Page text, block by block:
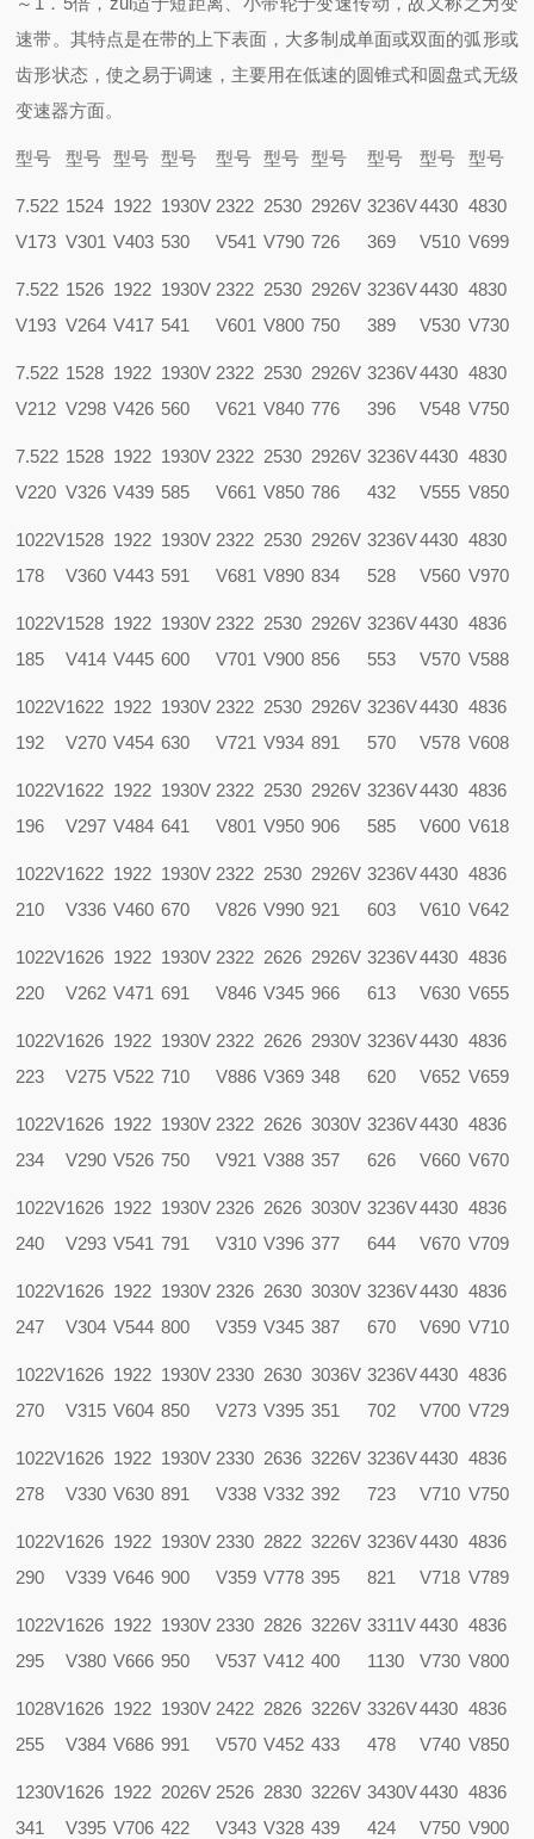
速带。其特点是在带的上下表面，大多制成单面或双面的弧形或
齿形状态，使之易于调速，主要用在低速的圆锥式和圆盘式无级
变速器方面。
型号 型号 型号 型号 型号 型号 型号 型号 型号 型号
7.522
V173
1524
V301
1922
V403
1930V
530
2322
V541
2530
V790
2926V
726
3236V
369
4430
V510
4830
V699
7.522
V193
1526
V264
1922
V417
1930V
541
2322
V601
2530
V800
2926V
750
3236V
389
4430
V530
4830
V730
7.522
V212
1528
V298
1922
V426
1930V
560
2322
V621
2530
V840
2926V
776
3236V
396
4430
V548
4830
V750
7.522
V220
1528
V326
1922
V439
1930V
585
2322
V661
2530
V850
2926V
786
3236V
432
4430
V555
4830
V850
1022V
178
1528
V360
1922
V443
1930V
591
2322
V681
2530
V890
2926V
834
3236V
528
4430
V560
4830
V970
1022V
185
1528
V414
1922
V445
1930V
600
2322
V701
2530
V900
2926V
856
3236V
553
4430
V570
4836
V588
1022V
192
1622
V270
1922
V454
1930V
630
2322
V721
2530
V934
2926V
891
3236V
570
4430
V578
4836
V608
1022V
196
1622
V297
1922
V484
1930V
641
2322
V801
2530
V950
2926V
906
3236V
585
4430
V600
4836
V618
1022V
210
1622
V336
1922
V460
1930V
670
2322
V826
2530
V990
2926V
921
3236V
603
4430
V610
4836
V642
1022V
220
1626
V262
1922
V471
1930V
691
2322
V846
2626
V345
2926V
966
3236V
613
4430
V630
4836
V655
1022V
223
1626
V275
1922
V522
1930V
710
2322
V886
2626
V369
2930V
348
3236V
620
4430
V652
4836
V659
1022V
234
1626
V290
1922
V526
1930V
750
2322
V921
2626
V388
3030V
357
3236V
626
4430
V660
4836
V670
1022V
240
1626
V293
1922
V541
1930V
791
2326
V310
2626
V396
3030V
377
3236V
644
4430
V670
4836
V709
1022V
247
1626
V304
1922
V544
1930V
800
2326
V359
2630
V345
3030V
387
3236V
670
4430
V690
4836
V710
1022V
270
1626
V315
1922
V604
1930V
850
2330
V273
2630
V395
3036V
351
3236V
702
4430
V700
4836
V729
1022V
278
1626
V330
1922
V630
1930V
891
2330
V338
2636
V332
3226V
392
3236V
723
4430
V710
4836
V750
1022V
290
1626
V339
1922
V646
1930V
900
2330
V359
2822
V778
3226V
395
3236V
821
4430
V718
4836
V789
1022V
295
1626
V380
1922
V666
1930V
950
2330
V537
2826
V412
3226V
400
3311V
1130
4430
V730
4836
V800
1028V
255
1626
V384
1922
V686
1930V
991
2422
V570
2826
V452
3226V
433
3326V
478
4430
V740
4836
V850
1230V
341
1626
V395
1922
V706
2026V
422
2526
V343
2830
V328
3226V
439
3430V
424
4430
V750
4836
V900